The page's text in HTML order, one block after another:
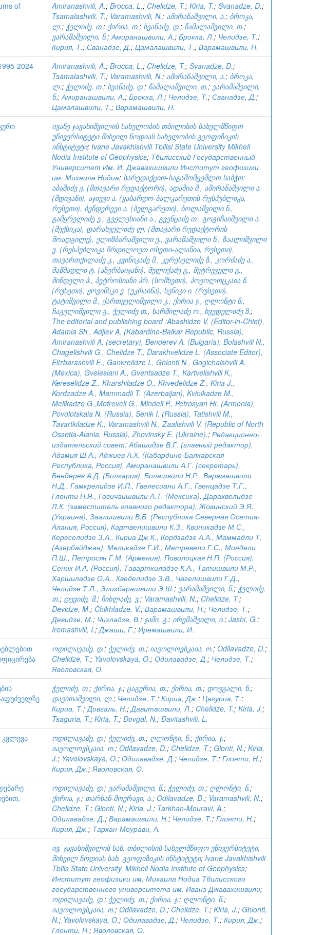
of
Amiranashvili, A.; Brocca, L.; Chelidze, T.; Kiria, T.; Svanadze, D.;
Tsamalashvili, T.; Varamashvili, N.; ამირანაშვილი, ა.; ბროკა,
ლ.; ჭელიძე, თ.; ქირია, თ.; სვანაძე, დ.; წამალაშვილი, თ.;
ვარამაშვილი, ნ.;Амиранашвили, А.; Брокка, Л.; Челидзе, Т.;
Кирия, Т.; Сванадзе, Д.; Цамалашвили, Т.; Варамашвили, Н.
2024
Amiranashvili, A.; Brocca, L.; Chelidze, T.; Svanadze, D.;
Tsamalashvili, T.; Varamashvili, N.; ამირანაშვილი, ა.; ბროკა,
ლ.; ჭელიძე, თ.; სვანაძე, დ.; წამალაშვილი, თ.; ვარამაშვილი,
ნ.;Амиранашвили, А.; Брокка, Л.; Челидзе, Т.; Сванадзе, Д.;
Цамалашвили, Т.; Варамашвили, Н.
ივანე ჯავახიშვილის სახელობის თბილისის სახელმწიფო
უნივერსიტეტი მიხეილ ნოდიას სახელობის გეოფიზიკის
ინსტიტუტი; Ivane Javakhishvili Tbilisi State University Mikheil
Nodia Institute of Geophysics; Тбилисский Государственный
Университет Им. И. Джавахишвили Институт геофизики
им. Михаила Нодиа; სარედაქციო-საგამომცემლო საბჭო:
აბაშიძე ვ. (მთავარი რედაქტორი), ადამია შ., ამირანაშვილი ა.
(მდივანი), აჯიევი ა. (ყაბარდო-ბალკარეთის რესპუბლიკა,
რუსეთი), ბენდერევი ა. (ბულგარეთი), ბოლაშვილი ნ.,
გამყრელიძე ე., გველესიანი ა., გვენცაძე თ., გოგიჩაიშვილი ა.
(მექსიკა), დარახველიძე ლ. (მთავარი რედაქტორის
მოადგილე), ელიზბარაშვილი ე., ვარამაშვილი ნ., ზაალიშვილი
ვ. (რესპუბლიკა ჩრდილოეთ ოსეთი-ალანია, რუსეთი),
თავართქილაძე კ., კვინიკაძე მ., კერესელიძე ზ., კორძაძე ა.,
მამმადლი ტ. (აზერბაიჯანი), მელიქაძე გ., მეტრეველი გ.,
მინდელი პ., პეტროსიანი ჰრ. (სომხეთი), პოვოლოცკაია ნ.
(რუსეთი), ჟოვინსკი ე. (უკრაინა), სენიკი ი. (რუსეთი),
ტატიშვილი მ., ქართველიშვილი კ., ქირია ჯ., ღლონტი ნ.,
ჩაგელიშვილი გ., ჭელიძე თ., ხარშილაძე ო., ხვედელიძე ზ.;
The editorial and publishing board :Abashidze V. (Editor-in-Chief),
Adamia Sh., Adjiev A. (Kabardino-Balkar Republic, Russia),
Amiranashvili A. (secretary), Benderev A. (Bulgaria), Bolashvili N.,
Chagelishvili G., Chelidze T., Darakhvelidze L. (Associate Editor),
Elizbarashvili E., Gankrelidze I., Ghlonti N., Gogichaishvili A.
(Mexica), Gvelesiani A., Gventsadze T., Kartvelishvili K.,
Kereselidze Z., Kharshiladze O., Khvedelidze Z., Kiria J.,
Kordzadze A., Mammadli T. (Azerbaijan), Kvinikadze M.,
Melikadze G.,Metreveli G., Mindeli P., Petrosyan Hr. (Armenia),
Povolotskaia N. (Russia), Senik I. (Russia), Tatishvili M.,
Tavartkiladze K., Varamashvili N., Zaalishvili V. (Republic of North
Ossetia-Alania, Russia), Zhovinsky E. (Ukraine).; Редакционно-
издательский совет: Абашидзе В.Г. (главный редактор),
Адамия Ш.А., Аджиев А.Х. (Кабардино-Балкарская
Республика, Россия), Амиранашвили А.Г. (секретарь),
Бендерев А.Д. (Болгария), Болашвили Н.Р., Варамашвили
Н.Д., Гамкрелидзе И.П., Гвелесиани А.Г., Гвенцадзе Т.Г.,
Глонти Н.Я., Гогичаишвили А.Т. (Мексика), Дарахвелидзе
Л.К. (заместитель главного редактора), Жовинский Э.Я.
(Украина), Заалишвили В.Б. (Республика Северная Осетия-
Алания, Россия), Картвелишвили К.З., Квиникадзе М.С.,
Кереселидзе З.А., Кириа Дж.К., Кордзадзе А.А., Маммадли Т.
(Азербайджан), Меликадзе Г.И., Метревели Г.С., Миндели
П.Ш., Петросян Г.М. (Армения), Поволоцкая Н.П. (Россия),
Сеник И.А. (Россия), Таварткиладзе К.А., Татишвили М.Р.,
Харшиладзе О.А., Хведелидзе З.В., Чагелишвили Г.Д.,
Челидзе Т.Л., Элизбарашвили Э.Ш.; ვარამაშვილი, ნ.; ჭელიძე,
თ.; დევიძე, მ.; ჩიხლაძე, ვ.; Varamashvili, N.; Chelidze, T.;
Devidze, M.; Chikhladze, V.; Варамашвили, Н.; Челидзе, Т.;
Девидзе, М.; Чихладзе, В.; ჯაში, გ.; ირემაშვილი, ი.; Jashi, G.;
Iremashvili, I.;Джаши, Г.; Иремашвили, И.
ოდილავაძე, დ.; ჭელიძე, თ.; იავოლოვსკაია, ო.; Odilavadze, D.;
Chelidze, T.; Yavolovskaya, O.; Одилавадзе, Д.; Челидзе, Т.;
Яволовская, О.
ჭელიძე, თ.; ქირია, ჯ.; ცაგურია, თ.; ქირია, თ.; დოვგალი, ნ.;
დავითაშვილი, ლ.; Челидзе, Т.; Кириа, Дж.; Цагурия, Т.;
Кириа, Т.;Довгаль, Н.;Давиташвили, Л.; Chelidze, T.; Kiria, J.;
Tsaguria, T.; Kiria, T.; Dovgal, N.; Davitashvili, L.
ოდილავაძე, დ.; ჭელიძე, თ.; ღლონტი, ნ.; ქირია, ჯ.;
იავოლოვსკაია, ო.; Odilavadze, D.; Chelidze, T.; Glonti, N.; Kiria,
J.; Yavolovskaya, O.; Одилавадзе, Д.; Челидзе, Т.; Глонти, Н.;
Кирия, Дж.;Яволовская, О.
ოდილავაძე, დ.; ვარამაშვილი, ნ.; ჭელიძე, თ.; ღლონტი, ნ.;
ქირია, ჯ.; თარხან-მოურავი, ა.; Odilavadze, D.; Varamashvili, N.;
Chelidze, T.; Glonti, N.; Kiria, J.; Tarkhan-Mouravi, A.;
Одилавадзе, Д.; Варамашвили, Н.; Челидзе, Т.; Глонти, Н.;
Кирия, Дж.; Тархан-Моурави, А.
ივ. ჯავახიშვილის სახ. თბილისის სახელმწიფო უნივერსიტეტი,
მიხეილ ნოდიას სახ. გეოფიზიკის ინსტიტუტი; Ivane Javakhishvili
Tbilis State University, Mikheil Nodia Institute of Geophysics;
Институт геофизики им. Михаила Нодиа Тбилисского
государственного университета им. Иванэ Джавахишвили;
ოდილავაძე, დ.; ჭელიძე, თ.; ქირია, ჯ.; ღლონტი, ნ.;
იავოლოვსკაია, ო.; Odilavadze, D.; Chelidze, T.; Kiria, J.; Ghlonti,
N.; Yavolovskaya, O.; Одилавадзе, Д.; Челидзе, Т.; Кирия, Дж.;
Глонти, Н.;Яволовская, О.